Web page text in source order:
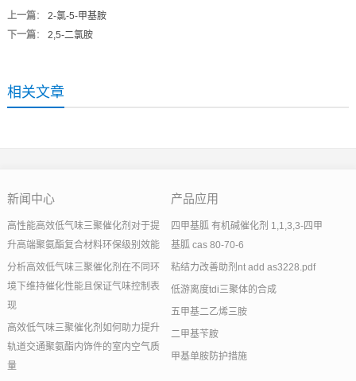
上一篇： 2-氯-5-甲基胺
下一篇： 2,5-二氯胺
相关文章
新闻中心
高性能高效低气味三聚催化剂对于提
升高端聚氨酯复合材料环保级别效能
分析高效低气味三聚催化剂在不同环
境下维持催化性能且保证气味控制表
现
高效低气味三聚催化剂如何助力提升
轨道交通聚氨酯内饰件的室内空气质
量
产品应用
四甲基胍 有机碱催化剂 1,1,3,3-四甲
基胍 cas 80-70-6
粘结力改善助剂nt add as3228.pdf
低游离度tdi三聚体的合成
五甲基二乙烯三胺
二甲基苄胺
甲基单胺防护措施